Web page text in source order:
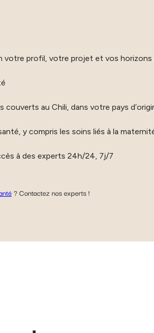
profil, votre projet et vos horizons
couverts au Chili, dans votre pays
y compris les soins liés à la
à des experts 24h/24, 7j/7
? Contactez nos experts !